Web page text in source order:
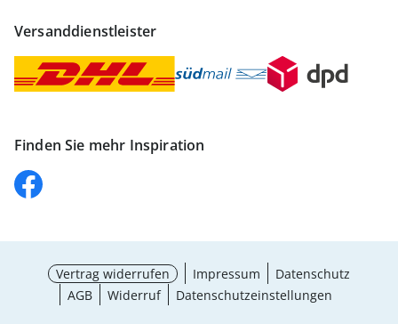
Versanddienstleister
Finden Sie mehr Inspiration
Vertrag widerrufen Impressum
Datenschutz
AGB
Widerruf Datenschutzeinstellungen